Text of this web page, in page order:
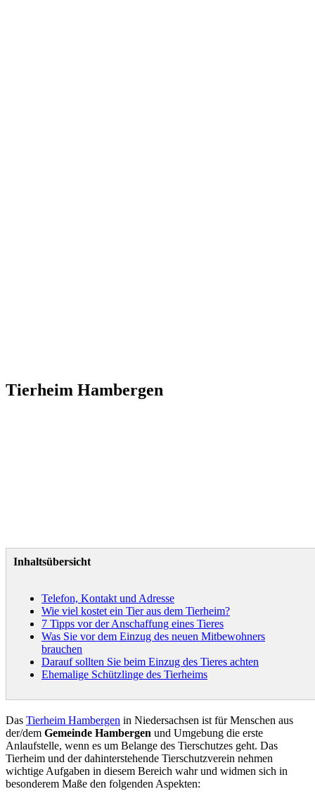
Tierheim Hambergen
Inhaltsübersicht
Telefon, Kontakt und Adresse
Wie viel kostet ein Tier aus dem Tierheim?
7 Tipps vor der Anschaffung eines Tieres
Was Sie vor dem Einzug des neuen Mitbewohners
brauchen
Darauf sollten Sie beim Einzug des Tieres achten
Ehemalige Schützlinge des Tierheims
Das Tierheim Hambergen in Niedersachsen ist für Menschen aus
der/dem Gemeinde Hambergen und Umgebung die erste
Anlaufstelle, wenn es um Belange des Tierschutzes geht. Das
Tierheim und der dahinterstehende Tierschutzverein nehmen
wichtige Aufgaben in diesem Bereich wahr und widmen sich in
besonderem Maße den folgenden Aspekten: